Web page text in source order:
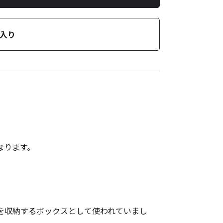
り
ます。
納するボックスとして使われていまし